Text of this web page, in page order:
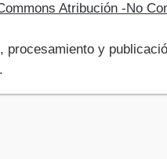
Atribución -No
procesamiento y